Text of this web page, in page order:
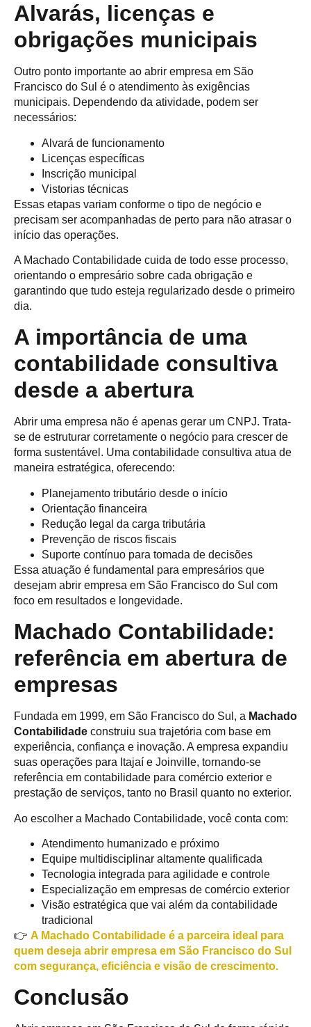
Alvarás, licenças e
obrigações municipais
Outro ponto importante ao abrir empresa em São
Francisco do Sul é o atendimento às exigências
municipais. Dependendo da atividade, podem ser
necessários:
Alvará de funcionamento
Licenças específicas
Inscrição municipal
Vistorias técnicas
Essas etapas variam conforme o tipo de negócio e
precisam ser acompanhadas de perto para não atrasar o
início das operações.
A Machado Contabilidade cuida de todo esse processo,
orientando o empresário sobre cada obrigação e
garantindo que tudo esteja regularizado desde o primeiro
dia.
A importância de uma
contabilidade consultiva
desde a abertura
Abrir uma empresa não é apenas gerar um CNPJ. Trata-
se de estruturar corretamente o negócio para crescer de
forma sustentável. Uma contabilidade consultiva atua de
maneira estratégica, oferecendo:
Planejamento tributário desde o início
Orientação financeira
Redução legal da carga tributária
Prevenção de riscos fiscais
Suporte contínuo para tomada de decisões
Essa atuação é fundamental para empresários que
desejam abrir empresa em São Francisco do Sul com
foco em resultados e longevidade.
Machado Contabilidade:
referência em abertura de
empresas
Fundada em 1999, em São Francisco do Sul, a Machado
Contabilidade construiu sua trajetória com base em
experiência, confiança e inovação. A empresa expandiu
suas operações para Itajaí e Joinville, tornando-se
referência em contabilidade para comércio exterior e
prestação de serviços, tanto no Brasil quanto no exterior.
Ao escolher a Machado Contabilidade, você conta com:
Atendimento humanizado e próximo
Equipe multidisciplinar altamente qualificada
Tecnologia integrada para agilidade e controle
Especialização em empresas de comércio exterior
Visão estratégica que vai além da contabilidade
tradicional
👉 A Machado Contabilidade é a parceira ideal para
quem deseja abrir empresa em São Francisco do Sul
com segurança, eficiência e visão de crescimento.
Conclusão